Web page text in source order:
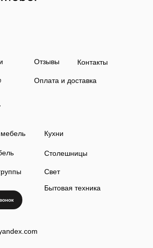
Контакты
Отзывы
Оплата и доставка
Кухни
Столешницы
Свет
Бытовая техника